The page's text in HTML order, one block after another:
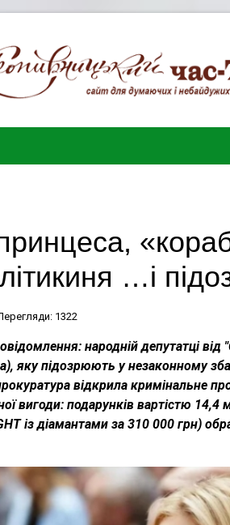
…і
1322
народній депутатці від
яку підозрюють у незаконному
відкрила кримінальне
вигоди: подарунків вартістю
із діамантами за 310 000 грн)